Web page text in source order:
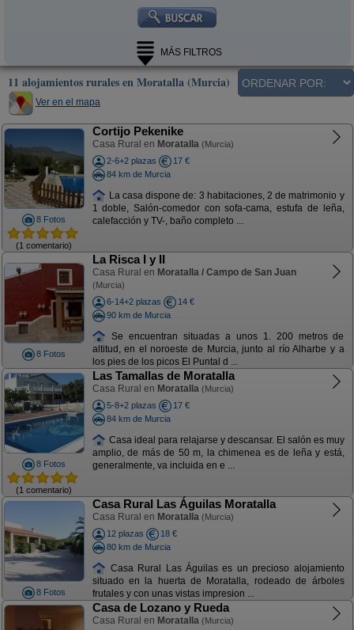
MÁS FILTROS
11 alojamientos rurales en Moratalla (Murcia)
Ver en el mapa
8 Fotos
(1 comentario)
Cortijo Pekenike
Casa Rural en Moratalla (Murcia)
2-6+2 plazas
17 €
84 km de Murcia
La casa dispone de: 3 habitaciones, 2 de matrimonio y
1 doble, Salón-comedor con sofa-cama, estufa de leña,
calefacción y TV-, baño completo ...
8 Fotos
La Risca I y II
Casa Rural en Moratalla / Campo de San Juan
(Murcia)
6-14+2 plazas
14 €
90 km de Murcia
Se encuentran situadas a unos 1. 200 metros de
altitud, en el noroeste de Murcia, junto al río Alharbe y a
los pies de los picos El Puntal d ...
8 Fotos
(1 comentario)
Las Tamallas de Moratalla
Casa Rural en Moratalla (Murcia)
5-8+2 plazas
17 €
84 km de Murcia
Casa ideal para relajarse y descansar. El salón es muy
amplio, de más de 50 m, la chimenea es de leña y está,
generalmente, va incluida en e ...
8 Fotos
Casa Rural Las Águilas Moratalla
Casa Rural en Moratalla (Murcia)
12 plazas
18 €
80 km de Murcia
Casa Rural Las Águilas es un precioso alojamiento
situado en la huerta de Moratalla, rodeado de árboles
frutales y con unas vistas impresion ...
Casa de Lozano y Rueda
Casa Rural en Moratalla (Murcia)